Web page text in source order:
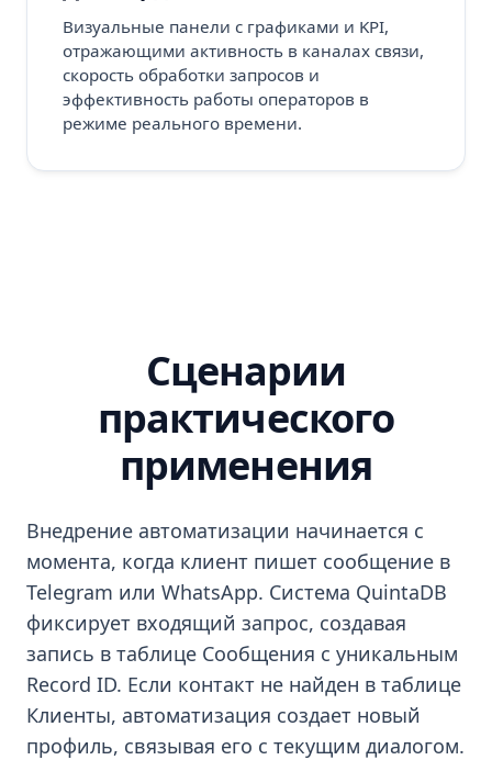
Визуальные панели с графиками и KPI,
отражающими активность в каналах связи,
скорость обработки запросов и
эффективность работы операторов в
режиме реального времени.
Сценарии
практического
применения
Внедрение автоматизации начинается с
момента, когда клиент пишет сообщение в
Telegram или WhatsApp. Система QuintaDB
фиксирует входящий запрос, создавая
запись в таблице Сообщения с уникальным
Record ID. Если контакт не найден в таблице
Клиенты, автоматизация создает новый
профиль, связывая его с текущим диалогом.